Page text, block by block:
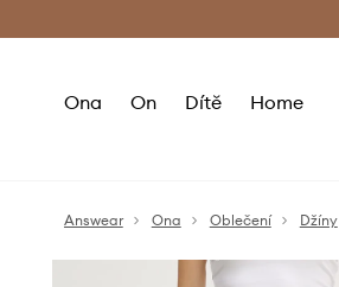
Ona On Dítě Home
Answear Ona Oblečení Džíny